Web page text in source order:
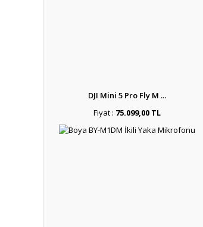
DJI Mini 5 Pro Fly M ...
Fiyat : 75.099,00 TL